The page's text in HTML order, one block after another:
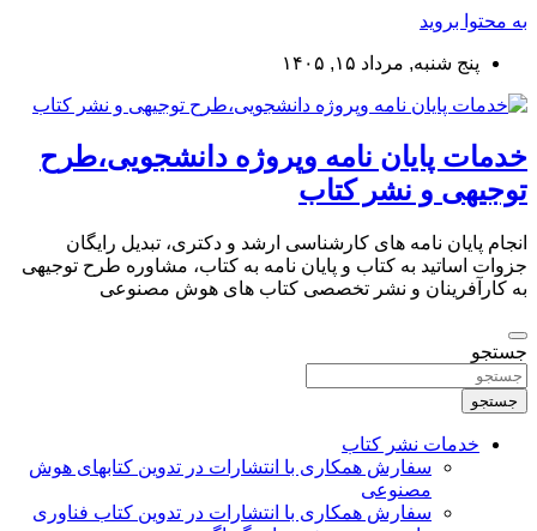
به محتوا بروید
پنج شنبه, مرداد ۱۵, ۱۴۰۵
خدمات پایان نامه وپروژه دانشجویی،طرح
توجیهی و نشر کتاب
انجام پایان نامه های کارشناسی ارشد و دکتری، تبدیل رایگان
جزوات اساتید به کتاب و پایان نامه به کتاب، مشاوره طرح توجیهی
به کارآفرینان و نشر تخصصی کتاب های هوش مصنوعی
جستجو
جستجو
خدمات نشر کتاب
سفارش همکاری با انتشارات در تدوین کتابهای هوش
مصنوعی
سفارش همکاری با انتشارات در تدوین کتاب فناوری